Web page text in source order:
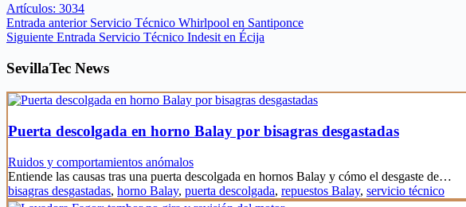
Artículos: 3034
Entrada anterior Servicio Técnico Whirlpool en Santiponce
Siguiente Entrada Servicio Técnico Indesit en Écija
SevillaTec News
Puerta descolgada en horno Balay por bisagras desgastadas
Ruidos y comportamientos anómalos
Entiende las causas tras una puerta descolgada en hornos Balay y cómo el desgaste de…
bisagras desgastadas, horno Balay, puerta descolgada, repuestos Balay, servicio técnico